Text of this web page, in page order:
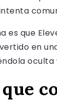
es que
en